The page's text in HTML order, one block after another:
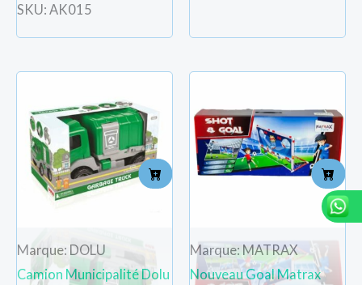
SKU: AK015
Marque: DOLU
Camion Municipalité Dolu
Marque: MATRAX
Nouveau Goal Matrax